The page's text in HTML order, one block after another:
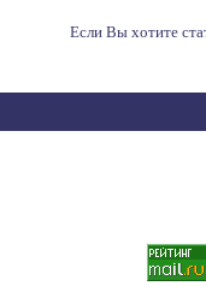
Если Вы хотите